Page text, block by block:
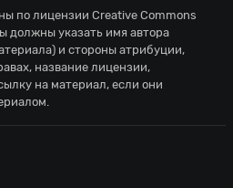
произведет Новая
вперед с потенциально
выполняет отбор
мячом для своей
по лицензии Creative Commons
должны указать имя автора
и стороны атрибуции,
название лицензии,
на материал, если они